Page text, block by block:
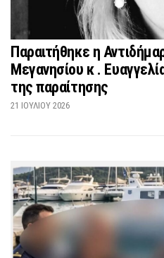
Παραιτήθηκε η
Μεγανησίου κ .
της παραίτησης
21 ΙΟΥΛΊΟΥ 2026